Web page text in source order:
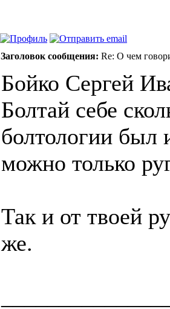
Заголовок сообщения: Re: О чем
Бойко Сергей
Болтай себе
болтологии был
можно только
Так и от твоей
же.